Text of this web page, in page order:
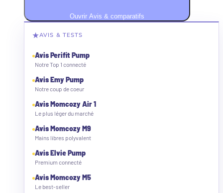
Ouvrir Avis & comparatifs
★AVIS & TESTS
Avis Perifit Pump
Notre Top 1 connecté
Avis Emy Pump
Notre coup de coeur
Avis Momcozy Air 1
Le plus léger du marché
Avis Momcozy M9
Mains libres polyvalent
Avis Elvie Pump
Premium connecté
Avis Momcozy M5
Le best-seller